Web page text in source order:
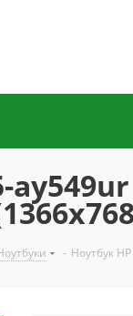
- Ноутбук